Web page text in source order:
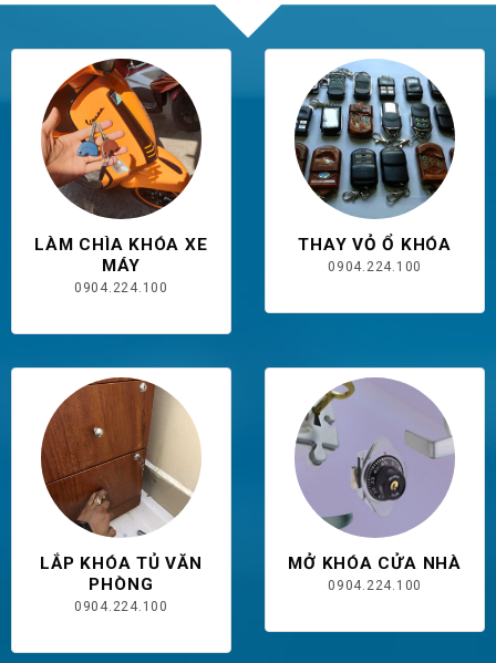
LÀM CHÌA KHÓA XE
MÁY
0904.224.100
THAY VỎ Ổ KHÓA
0904.224.100
LẮP KHÓA TỦ VĂN
PHÒNG
0904.224.100
MỞ KHÓA CỬA NHÀ
0904.224.100